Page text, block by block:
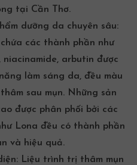
tại Cần Thơ.
dưỡng da chuyên sâu:
các thành phần như
niacinamide, arbutin được
làm sáng da, đều màu
sau mụn. Những sản
được phân phối bởi các
Lona đều có thành phần
và hiệu quả.
Liệu trình trị thâm mụn